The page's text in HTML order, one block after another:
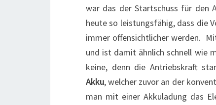
war das der Startschuss für den
heute so leistungsfähig, dass die
immer offensichtlicher werden.
und ist damit ähnlich schnell wie
keine, denn die Antriebskraft
Akku, welcher zuvor an der
man mit einer Akkuladung das